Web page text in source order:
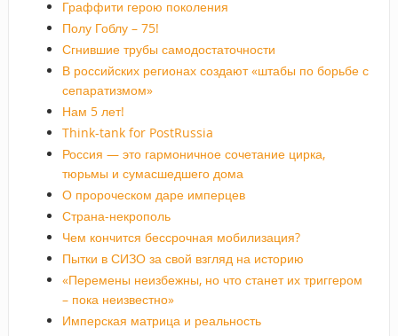
Граффити герою поколения
Полу Гоблу – 75!
Сгнившие трубы самодостаточности
В российских регионах создают «штабы по борьбе с
сепаратизмом»
Нам 5 лет!
Think-tank for PostRussia
Россия — это гармоничное сочетание цирка,
тюрьмы и сумасшедшего дома
О пророческом даре имперцев
Страна-некрополь
Чем кончится бессрочная мобилизация?
Пытки в СИЗО за свой взгляд на историю
«Перемены неизбежны, но что станет их триггером
– пока неизвестно»
Имперская матрица и реальность